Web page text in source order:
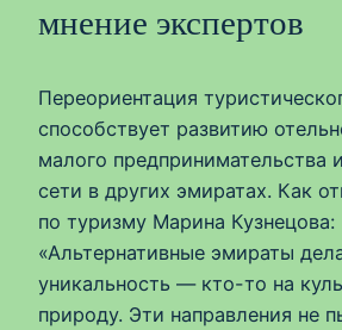
мнение экспертов
Переориентация
способствует развитию
малого предпринимательства
сети в других эмиратах. Как
по туризму Марина Кузнецова:
«Альтернативные эмираты
уникальность — кто-то на
природу. Эти направления не